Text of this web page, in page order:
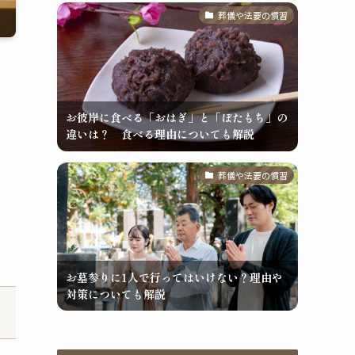
葬儀や法要の慣習
お彼岸に食べる「おはぎ」と「ぼたもち」の
違いは？ 食べる理由についても解説
葬儀や法要の慣習
お墓参りに1人で行ってはいけない？理由や
対策についても解説